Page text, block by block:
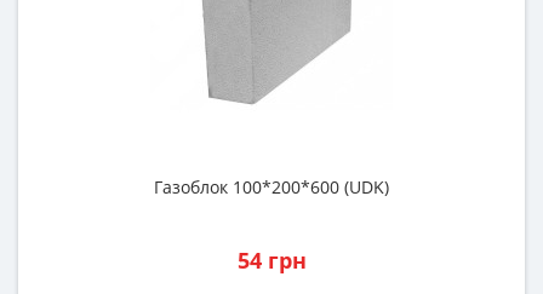
Газоблок 100*200*600 (UDK)
54 грн